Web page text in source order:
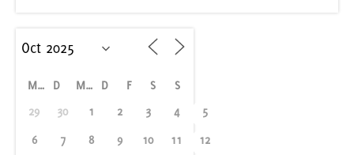
M D M D F S
S
29
30 1 2 3 4 5
6 7 8 9 10 11 12